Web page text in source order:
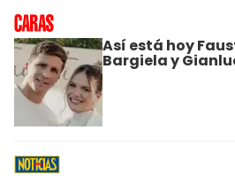
Así está hoy
Bargiela y